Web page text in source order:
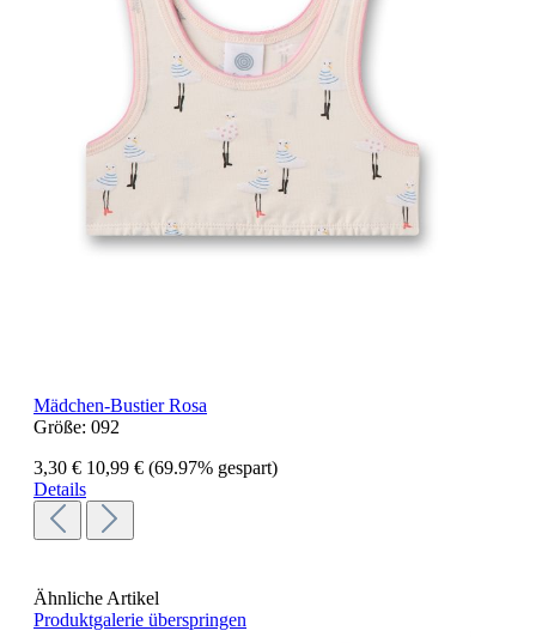
Mädchen-Bustier Rosa
Größe: 092
3,30 € 10,99 € (69.97% gespart)
Details
Ähnliche Artikel
Produktgalerie überspringen